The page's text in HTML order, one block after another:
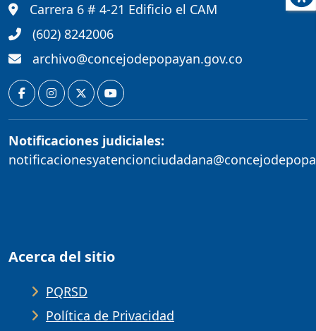
Carrera 6 # 4-21 Edificio el CAM
(602) 8242006
archivo@concejodepopayan.gov.co
Notificaciones judiciales:
Acerca del sitio
PQRSD
Política de Privacidad